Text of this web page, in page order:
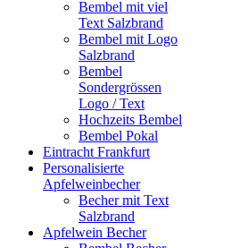
Bembel mit viel
Text Salzbrand
Bembel mit Logo
Salzbrand
Bembel
Sondergrössen
Logo / Text
Hochzeits Bembel
Bembel Pokal
Eintracht Frankfurt
Personalisierte
Apfelweinbecher
Becher mit Text
Salzbrand
Apfelwein Becher